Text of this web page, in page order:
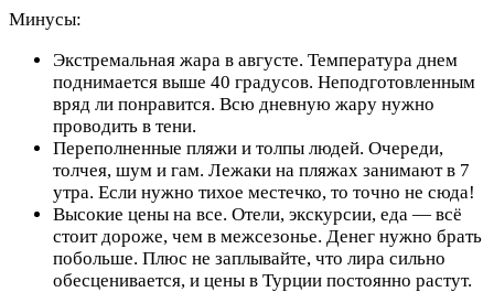
Минусы:
Экстремальная жара в августе. Температура днем
поднимается выше 40 градусов. Неподготовленным
вряд ли понравится. Всю дневную жару нужно
проводить в тени.
Переполненные пляжи и толпы людей. Очереди,
толчея, шум и гам. Лежаки на пляжах занимают в 7
утра. Если нужно тихое местечко, то точно не сюда!
Высокие цены на все. Отели, экскурсии, еда — всё
стоит дороже, чем в межсезонье. Денег нужно брать
побольше. Плюс не заплывайте, что лира сильно
обесценивается, и цены в Турции постоянно растут.